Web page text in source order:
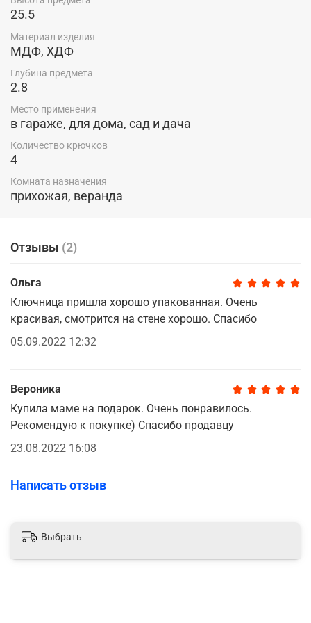
25,5х24см
25.5
Материал изделия
МДФ, ХДФ
Глубина предмета
2.8
Место применения
в гараже, для дома, сад и дача
Количество крючков
4
Комната назначения
прихожая, веранда
Отзывы (2)
Ольга
Ключница пришла хорошо упакованная. Очень
красивая, смотрится на стене хорошо. Спасибо
05.09.2022 12:32
Вероника
Купила маме на подарок. Очень понравилось.
Рекомендую к покупке) Спасибо продавцу
23.08.2022 16:08
Написать отзыв
Выбрать